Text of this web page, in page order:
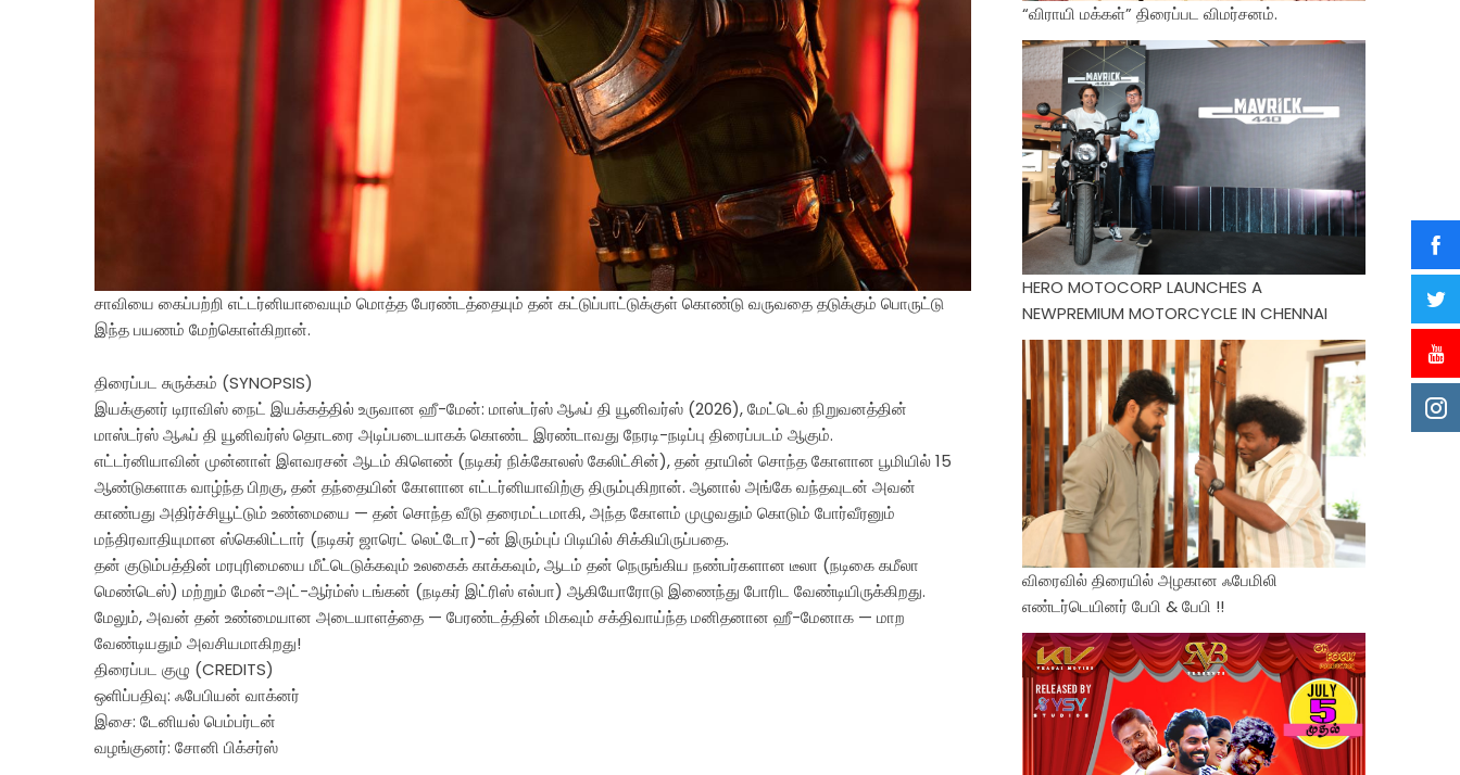
சாவியை கைப்பற்றி எட்டர்னியாவையும் மொத்த பேரண்டத்தையும் தன் கட்டுப்பாட்டுக்குள் கொண்டு வருவதை தடுக்கும் பொருட்டு
இந்த பயணம் மேற்கொள்கிறான்.
திரைப்பட சுருக்கம் (SYNOPSIS)
இயக்குனர் டிராவிஸ் நைட் இயக்கத்தில் உருவான ஹீ-மேன்: மாஸ்டர்ஸ் ஆஃப் தி யூனிவர்ஸ் (2026), மேட்டெல் நிறுவனத்தின்
மாஸ்டர்ஸ் ஆஃப் தி யூனிவர்ஸ் தொடரை அடிப்படையாகக் கொண்ட இரண்டாவது நேரடி-நடிப்பு திரைப்படம் ஆகும்.
எட்டர்னியாவின் முன்னாள் இளவரசன் ஆடம் கிளெண் (நடிகர் நிக்கோலஸ் கேலிட்சின்), தன் தாயின் சொந்த கோளான பூமியில் 15
ஆண்டுகளாக வாழ்ந்த பிறகு, தன் தந்தையின் கோளான எட்டர்னியாவிற்கு திரும்புகிறான். ஆனால் அங்கே வந்தவுடன் அவன்
காண்பது அதிர்ச்சியூட்டும் உண்மையை — தன் சொந்த வீடு தரைமட்டமாகி, அந்த கோளம் முழுவதும் கொடும் போர்வீரனும்
மந்திரவாதியுமான ஸ்கெலிட்டார் (நடிகர் ஜாரெட் லெட்டோ)-ன் இரும்புப் பிடியில் சிக்கியிருப்பதை.
தன் குடும்பத்தின் மரபுரிமையை மீட்டெடுக்கவும் உலகைக் காக்கவும், ஆடம் தன் நெருங்கிய நண்பர்களான டீலா (நடிகை கமீலா
மெண்டெஸ்) மற்றும் மேன்-அட்-ஆர்ம்ஸ் டங்கன் (நடிகர் இட்ரிஸ் எல்பா) ஆகியோரோடு இணைந்து போரிட வேண்டியிருக்கிறது.
மேலும், அவன் தன் உண்மையான அடையாளத்தை — பேரண்டத்தின் மிகவும் சக்திவாய்ந்த மனிதனான ஹீ-மேனாக — மாற
வேண்டியதும் அவசியமாகிறது!
திரைப்பட குழு (CREDITS)
ஒளிப்பதிவு: ஃபேபியன் வாக்னர்
இசை: டேனியல் பெம்பர்டன்
வழங்குனர்: சோனி பிக்சர்ஸ்
“விராயி மக்கள்” திரைப்பட விமர்சனம்.
HERO MOTOCORP LAUNCHES A
NEWPREMIUM MOTORCYCLE IN CHENNAI
விரைவில் திரையில் அழகான ஃபேமிலி
எண்டர்டெயினர் பேபி & பேபி !!